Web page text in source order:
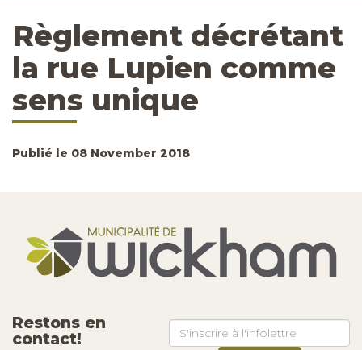
Règlement décrétant
la rue Lupien comme
sens unique
Publié le 08 November 2018
Restons en
contact!